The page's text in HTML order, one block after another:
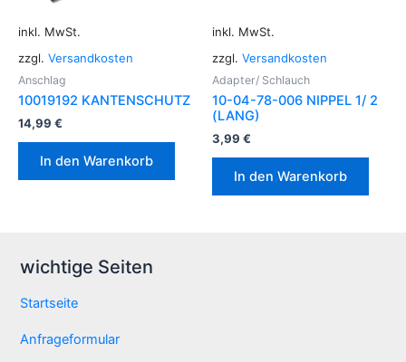
inkl. MwSt.
zzgl. Versandkosten
Anschlag
10019192 KANTENSCHUTZ
14,99 €
In den Warenkorb
inkl. MwSt.
zzgl. Versandkosten
Adapter/ Schlauch
10-04-78-006 NIPPEL 1/ 2
(LANG)
3,99 €
In den Warenkorb
wichtige Seiten
Startseite
Anfrageformular